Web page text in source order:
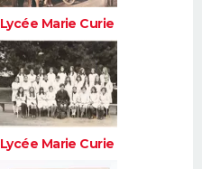
Lycée Marie Curie
Lycée Marie Curie